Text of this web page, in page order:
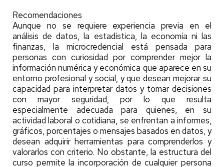
Recomendaciones
Aunque no se requiere experiencia previa en el
análisis de datos, la estadística, la economía ni las
finanzas, la microcredencial está pensada para
personas con curiosidad por comprender mejor la
información numérica y económica que aparece en su
entorno profesional y social, y que desean mejorar su
capacidad para interpretar datos y tomar decisiones
con mayor seguridad, por lo que resulta
especialmente adecuada para quienes, en su
actividad laboral o cotidiana, se enfrentan a informes,
gráficos, porcentajes o mensajes basados en datos, y
desean adquirir herramientas para comprenderlos y
valorarlos con criterio. No obstante, la estructura del
curso permite la incorporación de cualquier persona